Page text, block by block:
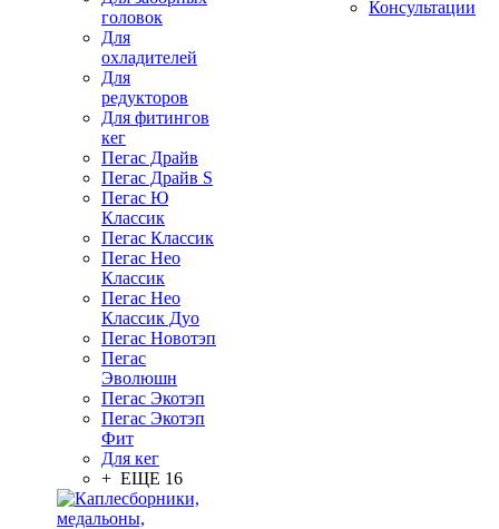
головок
Для
охладителей
Для
редукторов
Для фитингов
кег
Пегас Драйв
Пегас Драйв S
Пегас Ю
Классик
Пегас Классик
Пегас Нео
Классик
Пегас Нео
Классик Дуо
Пегас Новотэп
Пегас
Эволюшн
Пегас Экотэп
Пегас Экотэп
Фит
Для кег
+ ЕЩЕ 16
Консультации